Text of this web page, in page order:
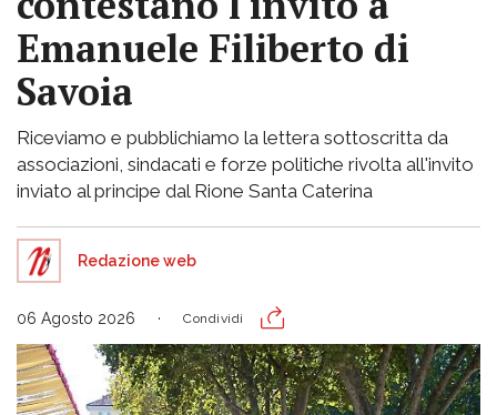
Emanuele Filiberto di
Savoia
Riceviamo e pubblichiamo la lettera sottoscritta da
associazioni, sindacati e forze politiche rivolta all'invito
inviato al principe dal Rione Santa Caterina
Redazione web
06 Agosto 2026 Condividi